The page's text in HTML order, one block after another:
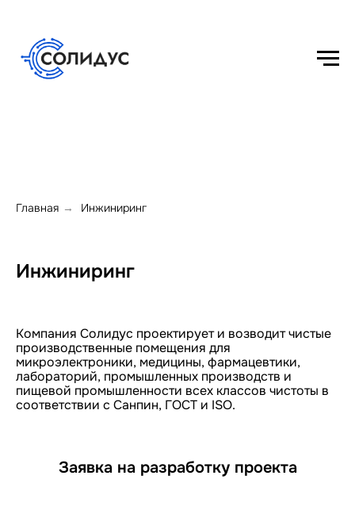
Главная → Инжиниринг
Инжиниринг
Компания Солидус проектирует и возводит чистые
производственные помещения для
микроэлектроники, медицины, фармацевтики,
лабораторий, промышленных производств и
пищевой промышленности всех классов чистоты в
соответствии с Санпин, ГОСТ и ISO.
Заявка на разработку проекта